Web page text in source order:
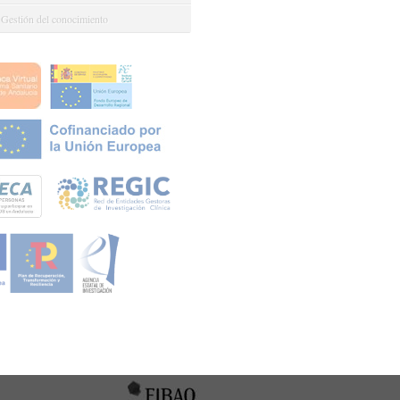
del conocimiento